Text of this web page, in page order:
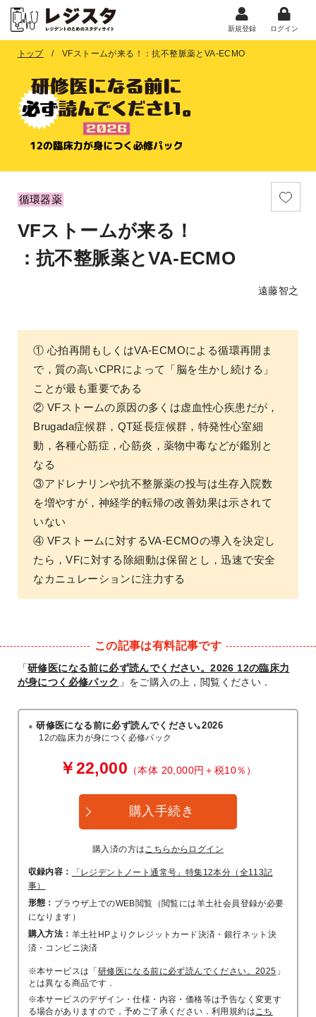
新規登録 ログイン
トップ VFストームが来る！：抗不整脈薬とVA-ECMO
循環器薬
VFストームが来る！
：抗不整脈薬とVA-ECMO
遠藤智之
① 心拍再開もしくはVA-ECMOによる循環再開ま
で，質の高いCPRによって「脳を生かし続ける」
ことが最も重要である
② VFストームの原因の多くは虚血性心疾患だが，
Brugada症候群，QT延長症候群，特発性心室細
動，各種心筋症，心筋炎，薬物中毒などが鑑別と
なる
③アドレナリンや抗不整脈薬の投与は生存入院数
を増やすが，神経学的転帰の改善効果は示されて
いない
④ VFストームに対するVA-ECMOの導入を決定し
たら，VFに対する除細動は保留とし，迅速で安全
なカニュレーションに注力する
この記事は有料記事です
「研修医になる前に必ず読んでください。2026 12の臨床力
が身につく必修パック 」をご購入の上，閲覧ください．
研修医になる前に必ず読んでください｡2026
12の臨床力が身につく必修パック
￥22,000 （本体 20,000円＋税10％）
購入手続き
購入済の方は こちらからログイン
収録内容：
「レジデントノート通常号」特集12本分（全113記
事）
形態： ブラウザ上でのWEB閲覧（閲覧には羊土社会員登録が必要
になります）
購入方法： 羊土社HPよりクレジットカード決済・銀行ネット決
済・コンビニ決済
※本サービスは「研修医になる前に必ず読んでください。2025 」
とは異なる商品です．
※本サービスのデザイン・仕様・内容・価格等は予告なく変更す
る場合がありますので，予めご了承ください．利用規約は こち